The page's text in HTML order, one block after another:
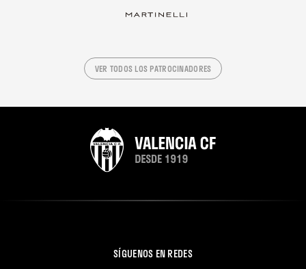
VER TODOS LOS PATROCINADORES
SÍGUENOS EN REDES